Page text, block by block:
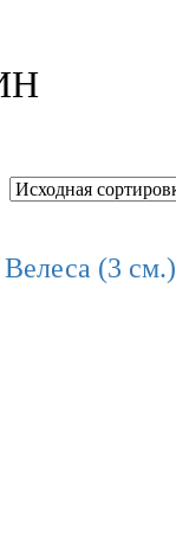
(3 см.)